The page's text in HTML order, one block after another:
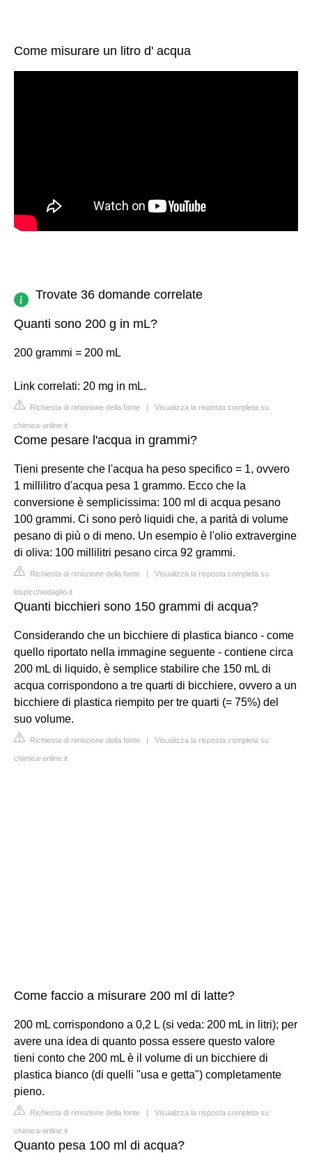
Come misurare un litro d' acqua
Trovate 36 domande correlate
Quanti sono 200 g in mL?
200 grammi = 200 mL
Link correlati: 20 mg in mL.
Richiesta di rimozione della fonte | Visualizza la risposta completa su
chimica-online.it
Come pesare l'acqua in grammi?
Tieni presente che l'acqua ha peso specifico = 1, ovvero
1 millilitro d'acqua pesa 1 grammo. Ecco che la
conversione è semplicissima: 100 ml di acqua pesano
100 grammi. Ci sono però liquidi che, a parità di volume
pesano di più o di meno. Un esempio è l'olio extravergine
di oliva: 100 millilitri pesano circa 92 grammi.
Richiesta di rimozione della fonte | Visualizza la risposta completa su
lospicchiodaglio.it
Quanti bicchieri sono 150 grammi di acqua?
Considerando che un bicchiere di plastica bianco - come
quello riportato nella immagine seguente - contiene circa
200 mL di liquido, è semplice stabilire che 150 mL di
acqua corrispondono a tre quarti di bicchiere, ovvero a un
bicchiere di plastica riempito per tre quarti (= 75%) del
suo volume.
Richiesta di rimozione della fonte | Visualizza la risposta completa su
chimica-online.it
Come faccio a misurare 200 ml di latte?
200 mL corrispondono a 0,2 L (si veda: 200 mL in litri); per
avere una idea di quanto possa essere questo valore
tieni conto che 200 mL è il volume di un bicchiere di
plastica bianco (di quelli "usa e getta") completamente
pieno.
Richiesta di rimozione della fonte | Visualizza la risposta completa su
chimica-online.it
Quanto pesa 100 ml di acqua?